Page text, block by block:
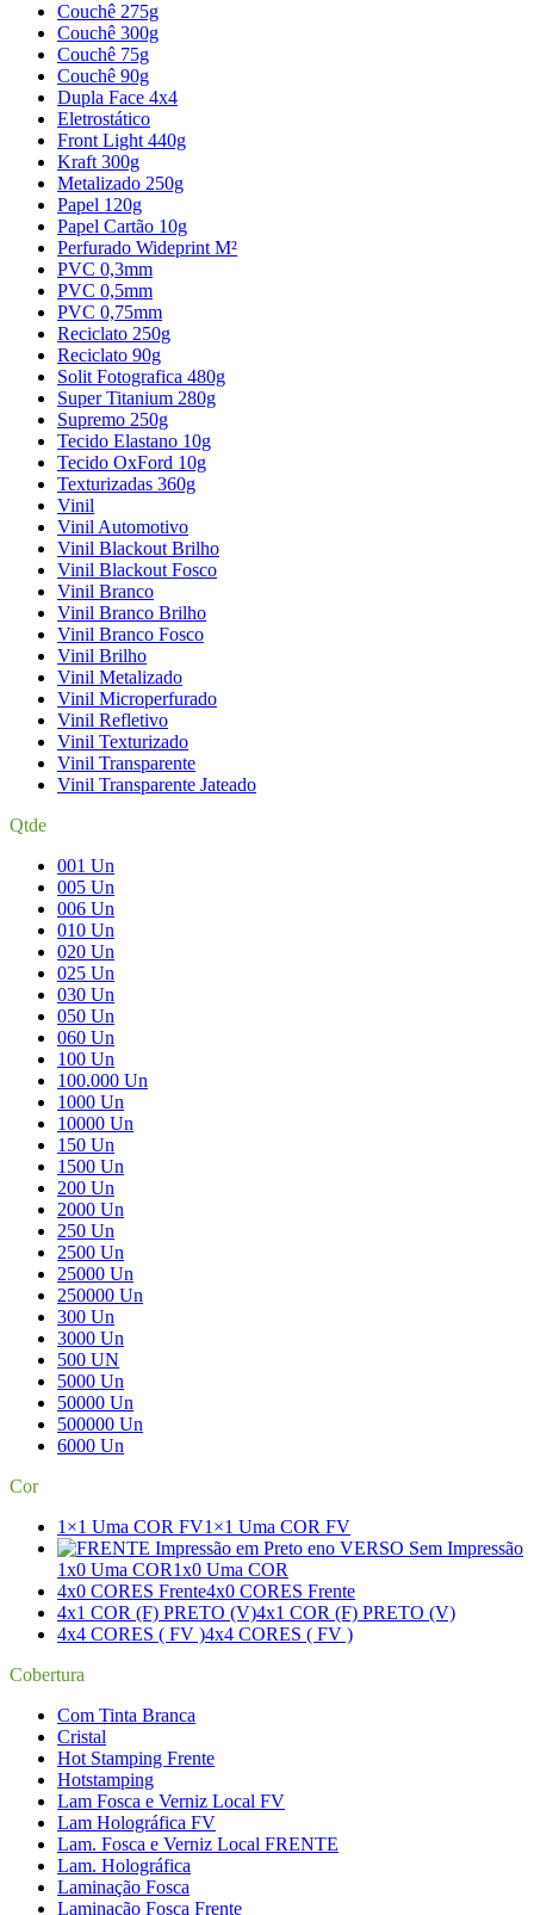
Couchê 275g
Couchê 300g
Couchê 75g
Couchê 90g
Dupla Face 4x4
Eletrostático
Front Light 440g
Kraft 300g
Metalizado 250g
Papel 120g
Papel Cartão 10g
Perfurado Wideprint M²
PVC 0,3mm
PVC 0,5mm
PVC 0,75mm
Reciclato 250g
Reciclato 90g
Solit Fotografica 480g
Super Titanium 280g
Supremo 250g
Tecido Elastano 10g
Tecido OxFord 10g
Texturizadas 360g
Vinil
Vinil Automotivo
Vinil Blackout Brilho
Vinil Blackout Fosco
Vinil Branco
Vinil Branco Brilho
Vinil Branco Fosco
Vinil Brilho
Vinil Metalizado
Vinil Microperfurado
Vinil Refletivo
Vinil Texturizado
Vinil Transparente
Vinil Transparente Jateado
Qtde
001 Un
005 Un
006 Un
010 Un
020 Un
025 Un
030 Un
050 Un
060 Un
100 Un
100.000 Un
1000 Un
10000 Un
150 Un
1500 Un
200 Un
2000 Un
250 Un
2500 Un
25000 Un
250000 Un
300 Un
3000 Un
500 UN
5000 Un
50000 Un
500000 Un
6000 Un
Cor
1×1 Uma COR FV1×1 Uma COR FV
1x0 Uma COR1x0 Uma COR
4x0 CORES Frente4x0 CORES Frente
4x1 COR (F) PRETO (V)4x1 COR (F) PRETO (V)
4x4 CORES ( FV )4x4 CORES ( FV )
Cobertura
Com Tinta Branca
Cristal
Hot Stamping Frente
Hotstamping
Lam Fosca e Verniz Local FV
Lam Holográfica FV
Lam. Fosca e Verniz Local FRENTE
Lam. Holográfica
Laminação Fosca
Laminação Fosca Frente